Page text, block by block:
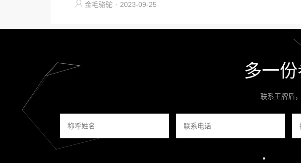
金毛骆驼 · 2023-09-25
多一
联系王牌盾